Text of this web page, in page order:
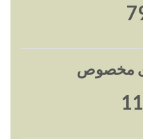
مخصوص